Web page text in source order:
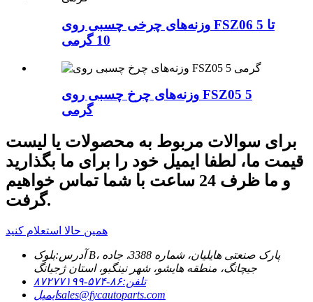
وزنه‌های چرخی چسبی روی FSZ06 5 تا
10 گرمی
وزنه‌های چرخ چسبی روی FSZ05 5
گرمی
برای سوالات مربوط به محصولات یا لیست
قیمت ما، لطفا ایمیل خود را برای ما بگذارید
و ما ظرف 24 ساعت با شما تماس خواهیم
گرفت.
همین حالا استعلام کنید
آدرس:بلوک B، پارک صنعتی هایلیان، شماره 3388، جاده
جیچانگ، منطقه هایشو، شهر نینگبو، استان ژجیانگ
تلفن:۸۶-۵۷۴-۸۷۲۷۷۱۹۹
ایمیلsales@fycautoparts.com